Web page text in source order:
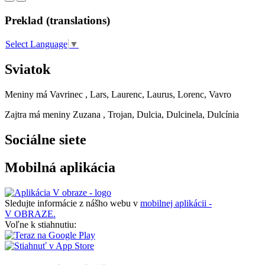
Preklad (translations)
Select Language ▼
Sviatok
Meniny má Vavrinec , Lars, Laurenc, Laurus, Lorenc, Vavro
Zajtra má meniny Zuzana , Trojan, Dulcia, Dulcinela, Dulcínia
Sociálne siete
Mobilná aplikácia
Sledujte informácie z nášho webu v mobilnej aplikácii -
V OBRAZE.
Voľne k stiahnutiu: